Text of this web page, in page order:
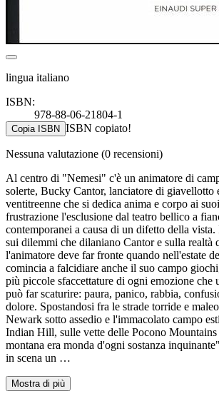
lingua italiano
ISBN:
978-88-06-21804-1
Copia ISBN ISBN copiato!
Nessuna valutazione (0 recensioni)
Al centro di "Nemesi" c'è un animatore di
solerte, Bucky Cantor, lanciatore di giavellotto
ventitreenne che si dedica anima e corpo ai
frustrazione l'esclusione dal teatro bellico a
contemporanei a causa di un difetto della
sui dilemmi che dilaniano Cantor e sulla realtà
l'animatore deve far fronte quando nell'estate
comincia a falcidiare anche il suo campo
più piccole sfaccettature di ogni emozione che
può far scaturire: paura, panico, rabbia,
dolore. Spostandosi fra le strade torride e
Newark sotto assedio e l'immacolato campo
Indian Hill, sulle vette delle Pocono
montana era monda d'ogni sostanza
in scena un …
Mostra di più